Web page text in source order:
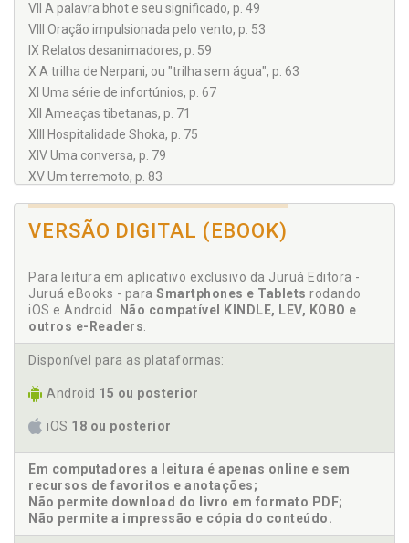
VII A palavra bhot e seu significado, p. 49
VIII Oração impulsionada pelo vento, p. 53
IX Relatos desanimadores, p. 59
X A trilha de Nerpani, ou "trilha sem água", p. 63
XI Uma série de infortúnios, p. 67
XII Ameaças tibetanas, p. 71
XIII Hospitalidade Shoka, p. 75
XIV Uma conversa, p. 79
XV Um terremoto, p. 83
XVII Ritos funerários, p. 93
XVIII Comovente despedida Shoka, p. 99
XX Dr. Wilson se junta à minha expedição por algumas
marchas, p. 107
XXI O castelo de Kuti, p. 109
XXII Falta de combustível, p. 115
XXIII O retorno dos batedores, p. 119
XXIV Neve e detritos problemáticos, p. 123
XXV As fontes do rio Kuti, p. 129
XXVI Pegadas misteriosas, p. 133
XXVIII Um vale extenso, p. 141
XXIX Chegada de um alto oficial, p. 147
XXX Observando nossos movimentos, p. 153
XXXI Uma tentativa frustrada, p. 157
VERSÃO DIGITAL (EBOOK)
Para leitura em aplicativo exclusivo da Juruá Editora -
Juruá eBooks - para Smartphones e Tablets rodando
iOS e Android. Não compatível KINDLE, LEV, KOBO e
outros e-Readers.
Disponível para as plataformas:
Android 15 ou posterior
iOS 18 ou posterior
Em computadores a leitura é apenas online e sem
recursos de favoritos e anotações;
Não permite download do livro em formato PDF;
Não permite a impressão e cópia do conteúdo.